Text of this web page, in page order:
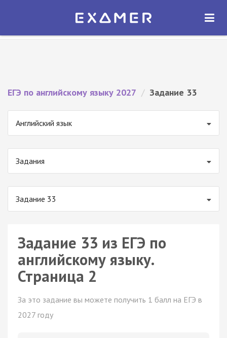
Экзамер — ЕГЭ 2027
ОТКРЫТЬ
ЕГЭ по английскому языку 2027 / Задание 33
Английский язык
Задания
Задание 33
Задание 33 из ЕГЭ по
английскому языку.
Страница 2
За это задание вы можете получить 1 балл на ЕГЭ в
2027 году